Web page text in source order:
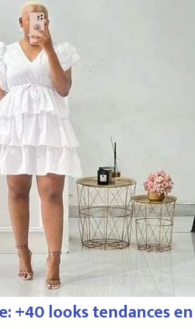
+40 looks tendances